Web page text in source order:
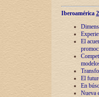
Iberoamérica
El
El
En
Nueva